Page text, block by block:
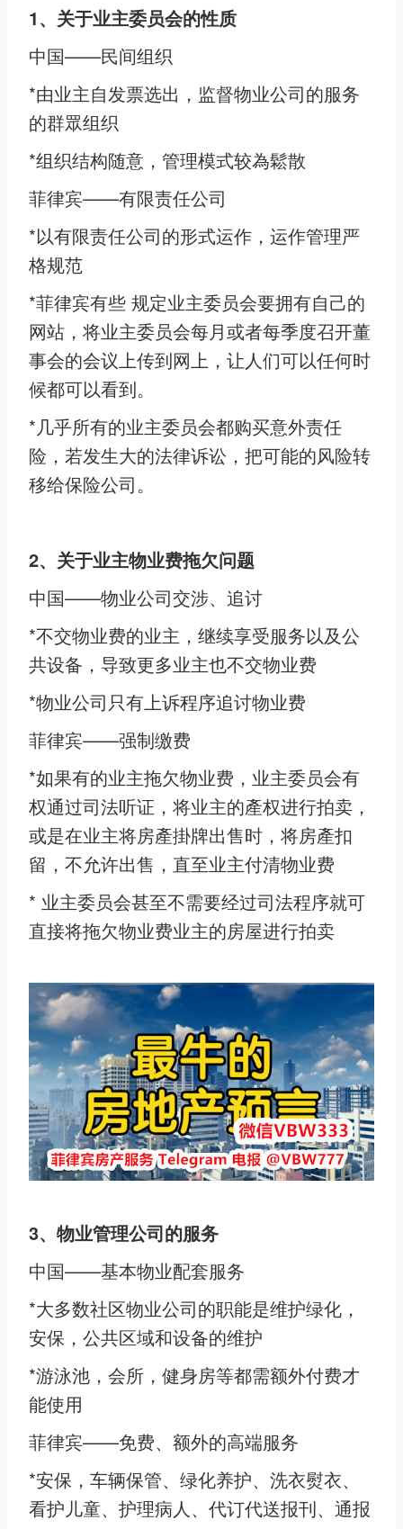
1、关于业主委员会的性质
中国——民间组织
*由业主自发票选出，监督物业公司的服务
的群眾组织
*组织结构随意，管理模式较為鬆散
菲律宾——有限责任公司
*以有限责任公司的形式运作，运作管理严
格规范
*菲律宾有些 规定业主委员会要拥有自己的
网站，将业主委员会每月或者每季度召开董
事会的会议上传到网上，让人们可以任何时
候都可以看到。
*几乎所有的业主委员会都购买意外责任
险，若发生大的法律诉讼，把可能的风险转
移给保险公司。
2、关于业主物业费拖欠问题
中国——物业公司交涉、追讨
*不交物业费的业主，继续享受服务以及公
共设备，导致更多业主也不交物业费
*物业公司只有上诉程序追讨物业费
菲律宾——强制缴费
*如果有的业主拖欠物业费，业主委员会有
权通过司法听证，将业主的產权进行拍卖，
或是在业主将房產掛牌出售时，将房產扣
留，不允许出售，直至业主付清物业费
* 业主委员会甚至不需要经过司法程序就可
直接将拖欠物业费业主的房屋进行拍卖
3、物业管理公司的服务
中国——基本物业配套服务
*大多数社区物业公司的职能是维护绿化，
安保，公共区域和设备的维护
*游泳池，会所，健身房等都需额外付费才
能使用
菲律宾——免费、额外的高端服务
*安保，车辆保管、绿化养护、洗衣熨衣、
看护儿童、护理病人、代订代送报刊、通报